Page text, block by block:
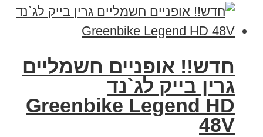
חדש!! אופניים חשמליים
גרין בייק לג`נד
Greenbike Legend HD
48V